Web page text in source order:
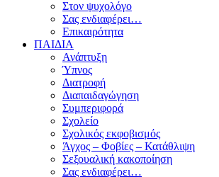
Στον ψυχολόγο
Σας ενδιαφέρει…
Επικαιρότητα
ΠΑΙΔΙΑ
Ανάπτυξη
Ύπνος
Διατροφή
Διαπαιδαγώγηση
Συμπεριφορά
Σχολείο
Σχολικός εκφοβισμός
Άγχος – Φοβίες – Κατάθλιψη
Σεξουαλική κακοποίηση
Σας ενδιαφέρει…